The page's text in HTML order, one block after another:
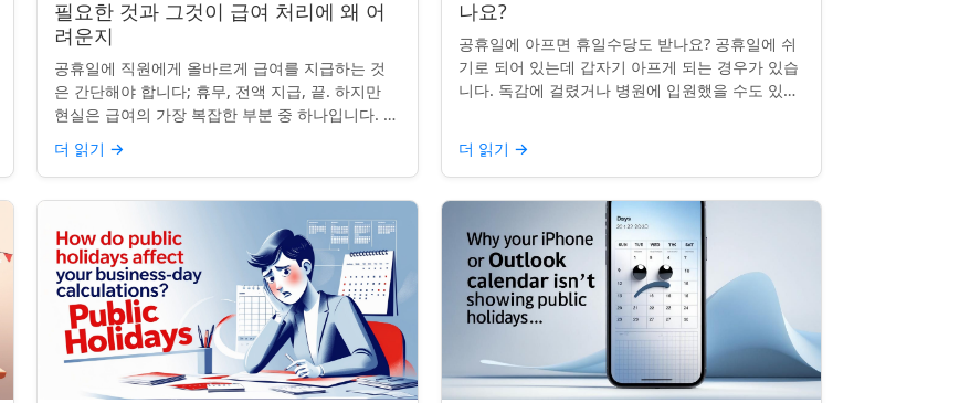
필요한 것과 그것이 급여 처리에 왜 어
려운지
공휴일에 직원에게 올바르게 급여를 지급하는 것
은 간단해야 합니다; 휴무, 전액 지급, 끝. 하지만
현실은 급여의 가장 복잡한 부분 중 하나입니다. 계
약서, 근무 시간, 휴일 규칙이 달라지면 하나의 공
휴일이 준수 문제...
더 읽기 →
나요?
공휴일에 아프면 휴일수당도 받나요? 공휴일에 쉬
기로 되어 있는데 갑자기 아프게 되는 경우가 있습
니다. 독감에 걸렸거나 병원에 입원했을 수도 있죠.
더 읽기 →